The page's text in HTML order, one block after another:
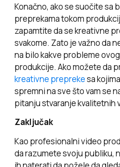
Konačno, ako se suočite sa
preprekama tokom
zapamtite da se kreativne
svakome. Zato je važno da
na bilo kakve probleme
produkcije. Ako možete da
kreativne preprekesa
spremni na sve što vam se
pitanju stvaranje kvalitetnih
Zaključak
Kao profesionalni video
da razumete svoju publiku,